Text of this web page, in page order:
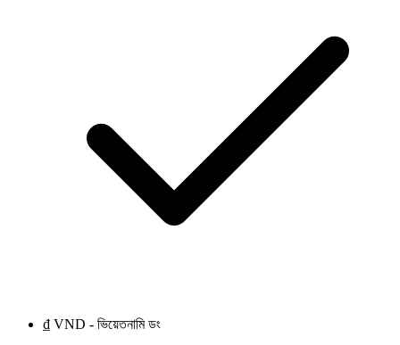
₫ VND - ভিয়েতনামি ডং